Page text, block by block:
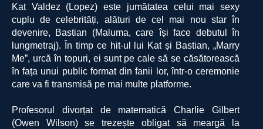
Kat Valdez (Lopez) este jumătatea celui mai sexy
cuplu de celebrități, alături de cel mai nou star în
devenire, Bastian (Maluma, care își face debutul în
lungmetraj). În timp ce hit-ul lui Kat și Bastian, „Marry
Me”, urcă în topuri, ei sunt pe cale să se căsătorească
în fața unui public format din fanii lor, într-o ceremonie
care va fi transmisă pe mai multe platforme.
Profesorul divorțat de matematică Charlie Gilbert
(Owen Wilson) se trezește obligat să meargă la